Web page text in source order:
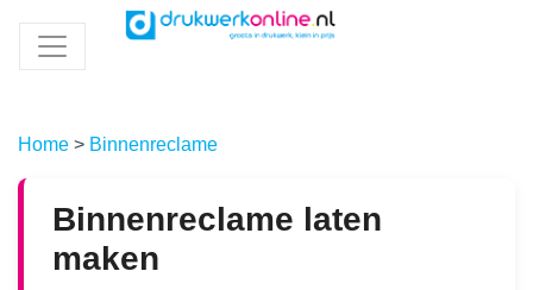
Home > Binnenreclame
Binnenreclame laten
maken